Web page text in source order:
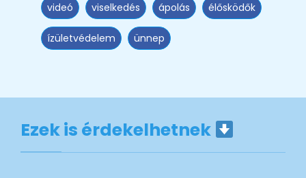
videó viselkedés ápolás élősködők
ízületvédelem ünnep
Ezek is érdekelhetnek